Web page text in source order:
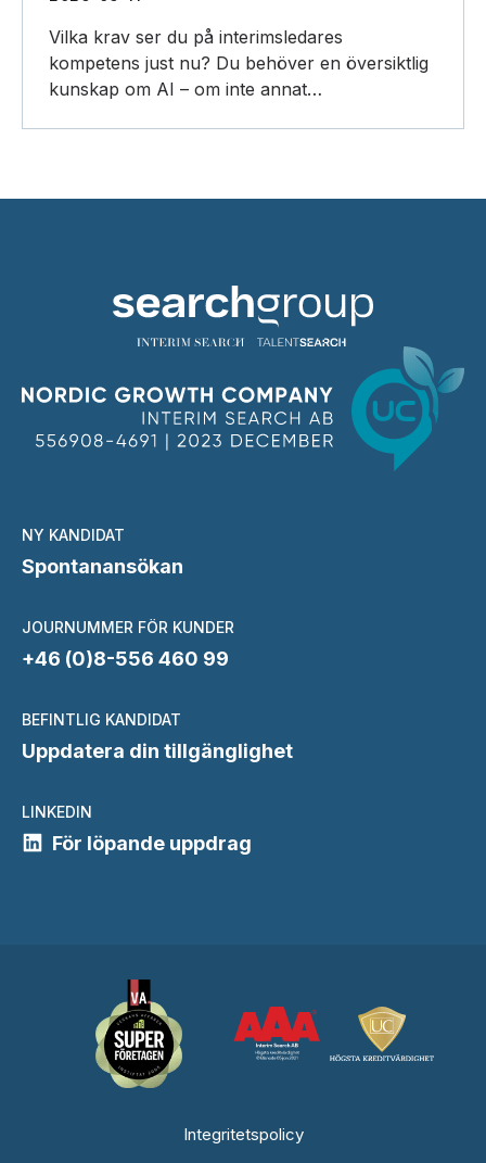
Vilka krav ser du på interimsledares
kompetens just nu? Du behöver en översiktlig
kunskap om AI – om inte annat…
NY KANDIDAT
Spontanansökan
JOURNUMMER FÖR KUNDER
+46 (0)8-556 460 99
BEFINTLIG KANDIDAT
Uppdatera din tillgänglighet
LINKEDIN
För löpande uppdrag
Integritetspolicy